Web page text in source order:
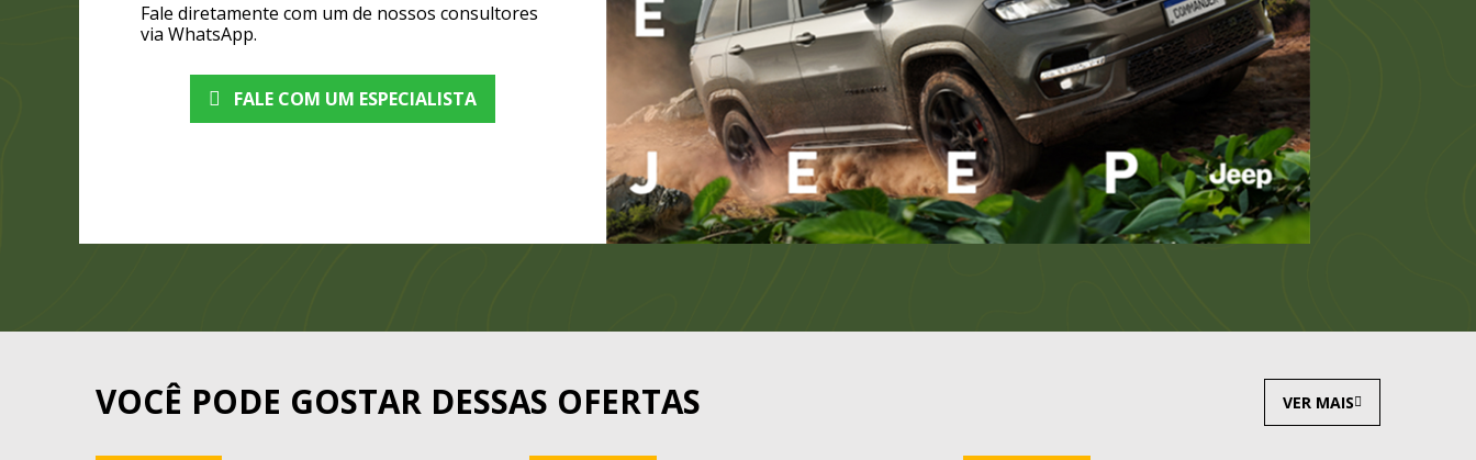
Fale diretamente com um de nossos consultores
via WhatsApp.
FALE COM UM ESPECIALISTA
VOCÊ PODE GOSTAR DESSAS OFERTAS VER MAIS